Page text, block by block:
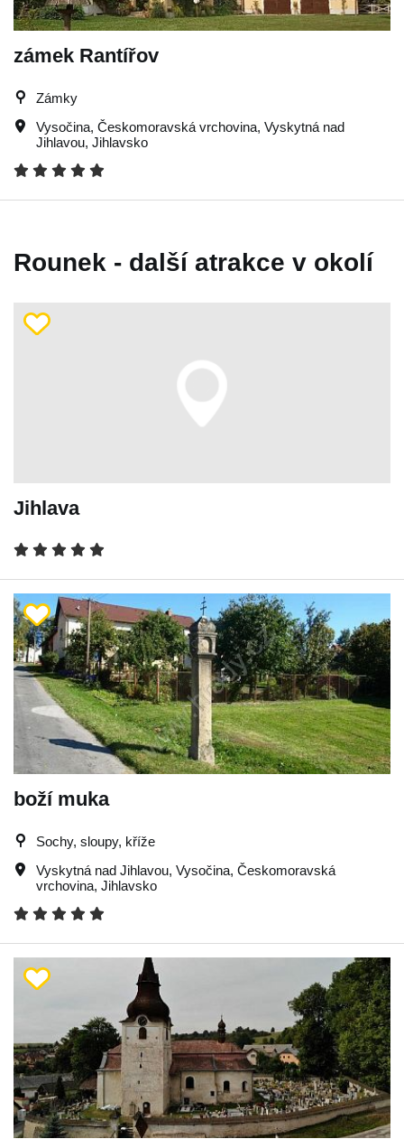
zámek Rantířov
Zámky
Vysočina, Českomoravská vrchovina, Vyskytná nad
Jihlavou, Jihlavsko
Rounek - další atrakce v okolí
Jihlava
boží muka
Sochy, sloupy, kříže
Vyskytná nad Jihlavou, Vysočina, Českomoravská
vrchovina, Jihlavsko